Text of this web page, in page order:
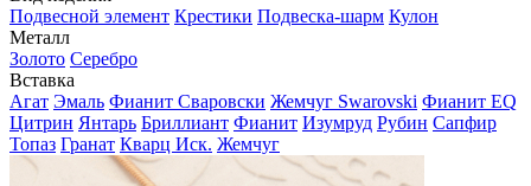
Подвесной элемент Крестики Подвеска-шарм Кулон
Металл
Золото Серебро
Вставка
Агат Эмаль Фианит Сваровски Жемчуг Swarovski Фианит EQ
Цитрин Янтарь Бриллиант Фианит Изумруд Рубин Сапфир
Топаз Гранат Кварц Иск. Жемчуг